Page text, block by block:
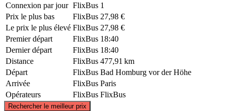
Connexion par jour FlixBus 1
Prix ​​le plus bas
FlixBus 27,98 €
Le prix le plus élevé FlixBus 27,98 €
Premier départ
FlixBus 18:40
Dernier départ
FlixBus 18:40
Distance
FlixBus 477,91 km
Départ
FlixBus Bad Homburg vor der Höhe
Arrivée
FlixBus Paris
Opérateurs
FlixBus FlixBus
Rechercher le meilleur prix
©CARTO